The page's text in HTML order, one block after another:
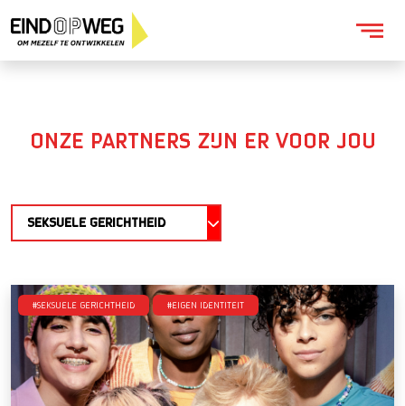
ONZE PARTNERS ZIJN ER VOOR JOU
SEKSUELE GERICHTHEID
#Seksuele gerichtheid #Eigen identiteit